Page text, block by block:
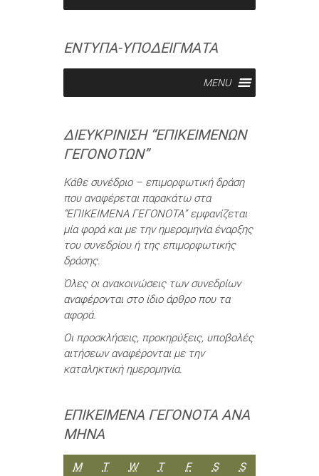
ΕΝΤΥΠΑ-ΥΠΟΔΕΙΓΜΑΤΑ
MENU
ΔΙΕΥΚΡΊΝΙΣΗ “ΕΠΙΚΕΊΜΕΝΩΝ
ΓΕΓΟΝΌΤΩΝ”
Κάθε συνέδριο – επιμορφωτική δράση
που αναφέρεται παρακάτω στα
“ΕΠΙΚΕΙΜΕΝΑ ΓΕΓΟΝΟΤΑ” εμφανίζεται
μία φορά και με την ημερομηνία έναρξης
του συνεδρίου ή της επιμορφωτικής
δράσης.
Όλες οι ανακοινώσεις των συνεδρίων
αναφέρονται στο ίδιο άρθρο που τα
αφορά.
Οι προσκλήσεις, προκηρύξεις, υποβολές
αιτήσεων αναφέρονται με την
καταληκτική ημερομηνία.
ΕΠΙΚΕΊΜΕΝΑ ΓΕΓΟΝΌΤΑ ΑΝΆ
ΜΉΝΑ
MΔΕΥΤΈΡΑ
TΤΡΊΤΗ
WΤΕΤΆΡΤΗ
TΠΈΜΠΤΗ
FΠΑΡΑΣΚΕΥΉ
SΣΆΒΒΑΤΟ
SΚΥΡΙΑΚΉ